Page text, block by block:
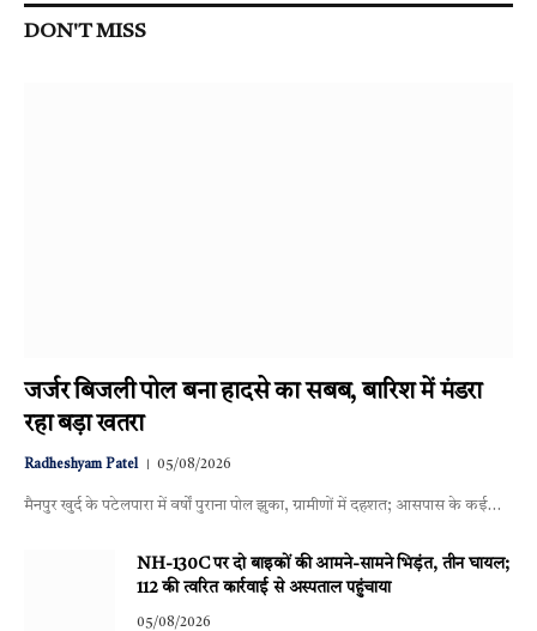
DON'T MISS
जर्जर बिजली पोल बना हादसे का सबब, बारिश में मंडरा
रहा बड़ा खतरा
Radheshyam Patel 05/08/2026
मैनपुर खुर्द के पटेलपारा में वर्षों पुराना पोल झुका, ग्रामीणों में दहशत; आसपास के कई…
NH-130C पर दो बाइकों की आमने-सामने भिड़ंत, तीन घायल;
112 की त्वरित कार्रवाई से अस्पताल पहुंचाया
05/08/2026